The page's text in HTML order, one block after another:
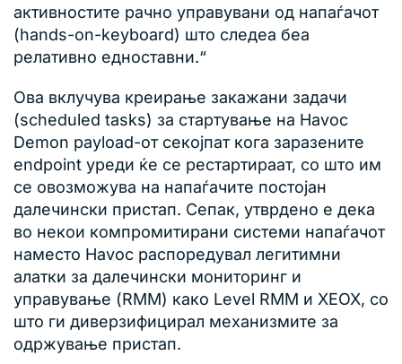
активностите рачно управувани од напаѓачот
(hands-on-keyboard) што следеа беа
релативно едноставни.“
Ова вклучува креирање закажани задачи
(scheduled tasks) за стартување на Havoc
Demon payload-от секојпат кога заразените
endpoint уреди ќе се рестартираат, со што им
се овозможува на напаѓачите постојан
далечински пристап. Сепак, утврдено е дека
во некои компромитирани системи напаѓачот
наместо Havoc распоредувал легитимни
алатки за далечински мониторинг и
управување (RMM) како Level RMM и XEOX, со
што ги диверзифицирал механизмите за
одржување пристап.